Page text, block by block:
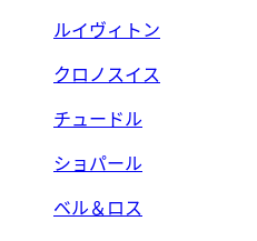
ルイヴィトン
クロノスイス
チュードル
ショパール
ベル＆ロス